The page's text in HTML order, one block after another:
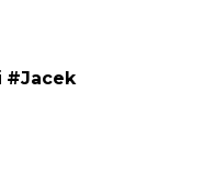
#Jacek